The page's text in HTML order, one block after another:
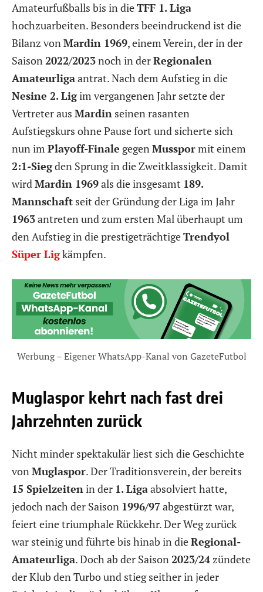
Amateurfußballs bis in dieTFF 1. Liga
hochzuarbeiten. Besonders beeindruckend ist die
Bilanz vonMardin 1969, einem Verein, der in der
Saison2022/2023noch in derRegionalen
Amateurligaantrat. Nach dem Aufstieg in die
Nesine 2. Ligim vergangenen Jahr setzte der
Vertreter aus Mardin seinen rasanten
Aufstiegskurs ohne Pause fort und sicherte sich
nun im Playoff-Finale gegenMusspormit einem
2:1-Siegden Sprung in die Zweitklassigkeit. Damit
wirdMardin 1969als die insgesamt 189.
Mannschaft seit der Gründung der Liga im Jahr
1963antreten und zum ersten Mal überhaupt um
den Aufstieg in die prestigeträchtigeTrendyol
Süper Ligkämpfen.
Werbung – Eigener WhatsApp-Kanal von GazeteFutbol
Muglaspor kehrt nach fast drei
Jahrzehnten zurück
Nicht minder spektakulär liest sich die Geschichte
von Muglaspor. Der Traditionsverein, der bereits
15 Spielzeiten in der 1. Ligaabsolviert hatte,
jedoch nach der Saison 1996/97abgestürzt war,
feiert eine triumphale Rückkehr. Der Weg zurück
war steinig und führte bis hinab in dieRegional-
Amateurliga. Doch ab der Saison 2023/24 zündete
der Klub den Turbo und stieg seither in jeder